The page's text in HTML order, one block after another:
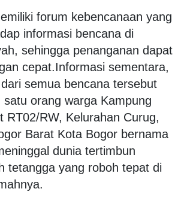
forum kebencanaan yang
informasi bencana di
sehingga penanganan dapat
cepat.Informasi sementara,
semua bencana tersebut
satu orang warga Kampung
RT02/RW, Kelurahan Curug,
Barat Kota Bogor bernama
dunia tertimbun
tetangga yang roboh tepat di